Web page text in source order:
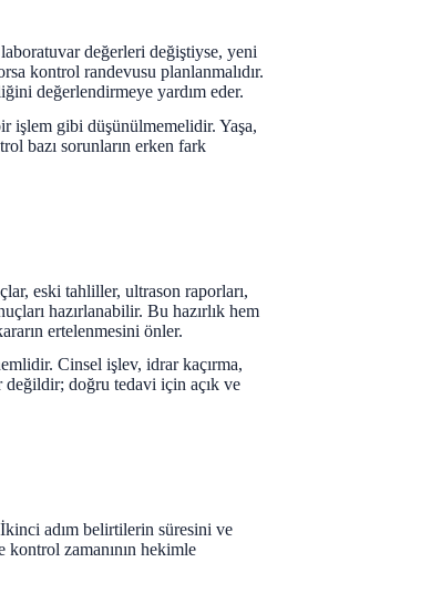
değerleri değiştiyse, yeni
kontrol randevusu planlanmalıdır.
değerlendirmeye yardım eder.
işlem gibi düşünülmemelidir. Yaşa,
bazı sorunların erken fark
eski tahliller, ultrason raporları,
hazırlanabilir. Bu hazırlık hem
ertelenmesini önler.
Cinsel işlev, idrar kaçırma,
değildir; doğru tedavi için açık ve
adım belirtilerin süresini ve
kontrol zamanının hekimle